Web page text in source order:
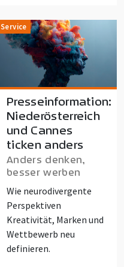
Service
Presseinformation:
Niederösterreich
und Cannes
ticken anders
Anders denken,
besser werben
Wie neurodivergente
Perspektiven
Kreativität, Marken und
Wettbewerb neu
definieren.